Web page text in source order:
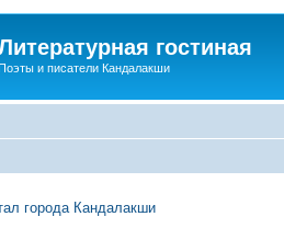
гостиная
и писатели Кандалакши
города Кандалакши